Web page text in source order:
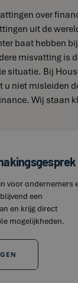
over
uit de
baat hebben
misvatting is
situatie. Bij
niet misleiden
Wij staan
voor ondernemers
een
en krijg direct
mogelijkheden.